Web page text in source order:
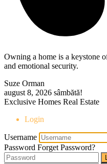
Owning a home is a keystone
and emotional security.
Suze Orman
august 8, 2026 sâmbătă!
Exclusive Homes Real Estate
Login
Username
Password Forget Password?